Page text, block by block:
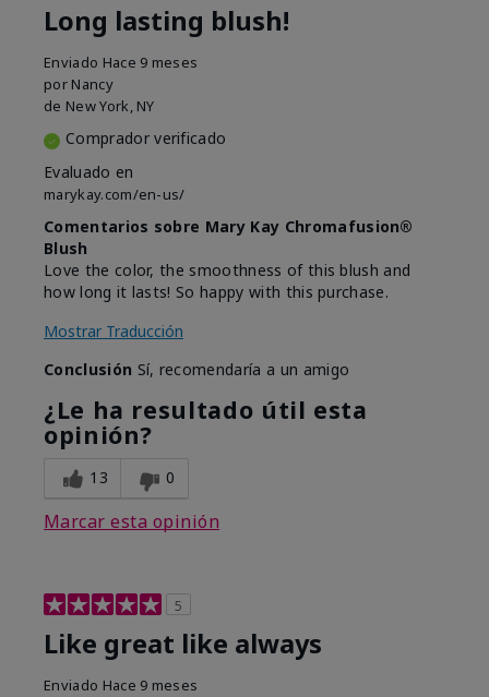
Long lasting blush!
Enviado Hace 9 meses
por Nancy
de New York, NY
Comprador verificado
Evaluado en
marykay.com/en-us/
Comentarios sobre Mary Kay Chromafusion®
Blush
Love the color, the smoothness of this blush and
how long it lasts! So happy with this purchase.
Mostrar Traducción
Conclusión Sí, recomendaría a un amigo
¿Le ha resultado útil esta
opinión?
13 0
Marcar esta opinión
5
Like great like always
Enviado Hace 9 meses